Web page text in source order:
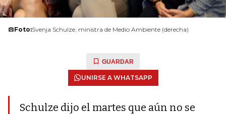
Foto:Svenja Schulze, ministra de Medio Ambiente (derecha)
GUARDAR
UNIRSE A WHATSAPP
Schulze dijo el martes que aún no se